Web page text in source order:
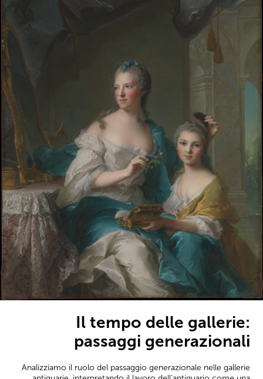
Il tempo delle gallerie:
passaggi generazionali
Analizziamo il ruolo del passaggio generazionale nelle gallerie